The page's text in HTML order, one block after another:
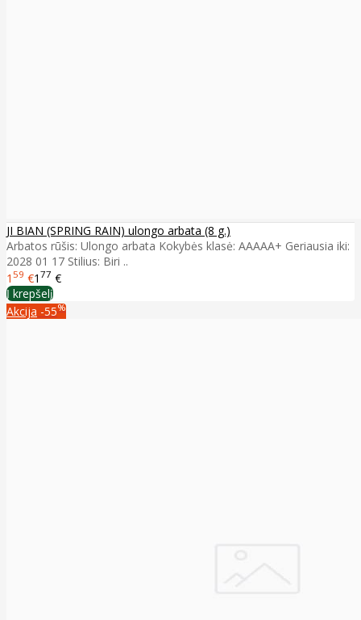
JI BIAN (SPRING RAIN) ulongo arbata (8 g.)
Arbatos rūšis: Ulongo arbata Kokybės klasė: AAAAA+ Geriausia iki:
2028 01 17 Stilius: Biri ..
1 59 €1 77 €
Į krepšelį
Akcija -55%